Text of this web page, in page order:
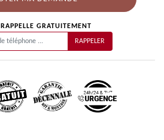
GRATUITEMENT